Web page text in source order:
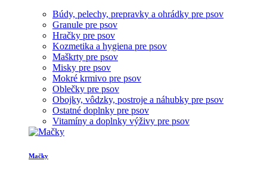
Búdy, pelechy, prepravky a ohrádky pre psov
Granule pre psov
Hračky pre psov
Kozmetika a hygiena pre psov
Maškrty pre psov
Misky pre psov
Mokré krmivo pre psov
Oblečky pre psov
Obojky, vôdzky, postroje a náhubky pre psov
Ostatné doplnky pre psov
Vitamíny a doplnky výživy pre psov
Mačky